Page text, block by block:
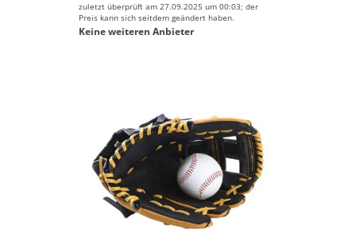
zuletzt überprüft am 27.09.2025 um 00:03; der
Preis kann sich seitdem geändert haben.
Keine weiteren Anbieter